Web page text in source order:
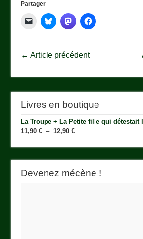
Partager :
← Article précédent
Livres en boutique
La Troupe + La Petite fille qui détestait
11,90€ – 12,90€Plage
prix :
11,90 €
12,90 €
Devenez mécène !